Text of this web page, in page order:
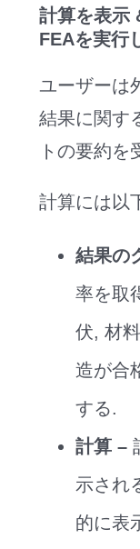
計算を表示
FEAを実行
ユーザーは
結果に関す
トの要約を
計算には以
結果の
率を取
伏, 材
造が合
する.
計算 –
示され
的に表